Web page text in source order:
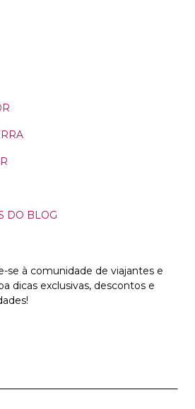
DO BLOG
se à comunidade de viajantes e
dicas exclusivas, descontos e